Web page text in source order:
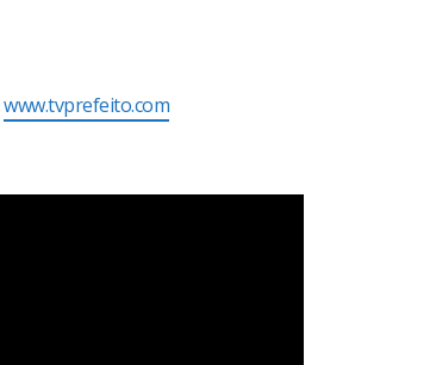
www.tvprefeito.com